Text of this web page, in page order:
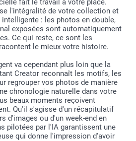
ici
sélectionnez le remplissage
avoir ajouté vos photos. Celles-ci
design que vous avez sélectionné,
et en tenant compte de leur
ou horizontales.
sont correctement placées et
apporter une dernière
!
recadrer les photos, les
du texte, des illustrations,
fait le travail à votre place.
l'intégralité de votre collection et
: les photos en double,
exposées sont automatiquement
Ce qui reste, ce sont les
le mieux votre histoire.
va cependant plus loin que la
Creator reconnaît les motifs, les
regrouper vos photos de manière
chronologie naturelle dans votre
beaux moments reçoivent
Qu'il s'agisse d'un récapitulatif
d'images ou d'un week-end en
pilotées par l'IA garantissent une
qui donne l'impression d'avoir